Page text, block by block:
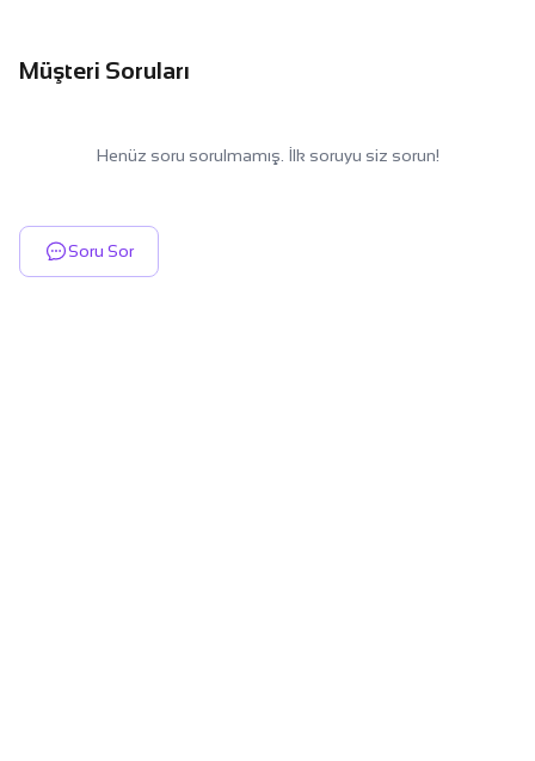
Müşteri Soruları
Henüz soru sorulmamış. İlk soruyu siz sorun!
Soru Sor